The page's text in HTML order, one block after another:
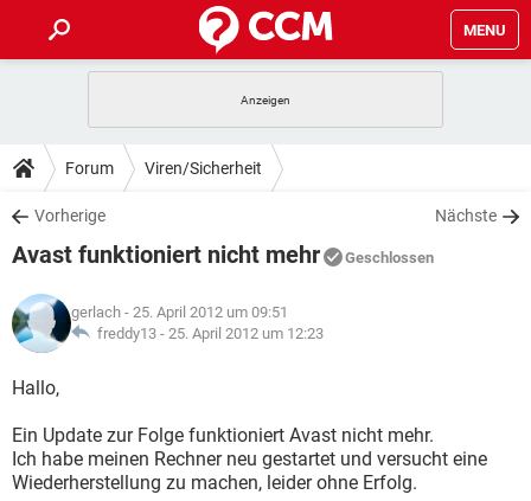
MENU
ANDROID
WINDOWS 10
WHATSAPP TIKTOK
FACEBOOK
TIPPS & TRICKS
SPIELE
WHATSAPP TIKTOK
FACEBOOK
DOWNLOADS
SPIELE STREAMING
ANDROID
WINDOWS 10 INSTAGRAM
WHATSAPP
SPIELE STREAMING
ANDROID
WINDOWS 10
WHATSAPP TIKTOK
FACEBOOK HARDWARE
LEXIKON
SPIELE
WINDOWS 10 INSTAGRAM
Forum Viren/Sicherheit
Vorherige Nächste
Avast funktioniert nicht mehr Geschlossen
gerlach - 25. April 2012 um 09:51
freddy13 - 25. April 2012 um 12:23
Hallo,
Ein Update zur Folge funktioniert Avast nicht mehr.
Ich habe meinen Rechner neu gestartet und versucht eine
Wiederherstellung zu machen, leider ohne Erfolg.